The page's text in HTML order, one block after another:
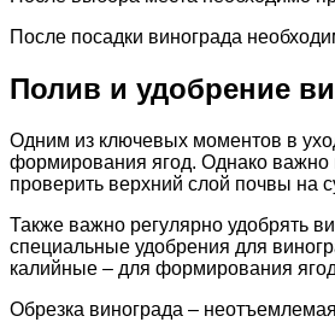
После посадки винограда
Полив и удобрение
Одним из ключевых моментов в
формирования ягод. Однако важно
проверить верхний слой почвы на
Также важно регулярно удобрять
специальные удобрения для
калийные – для формирования
Обрезка винограда –